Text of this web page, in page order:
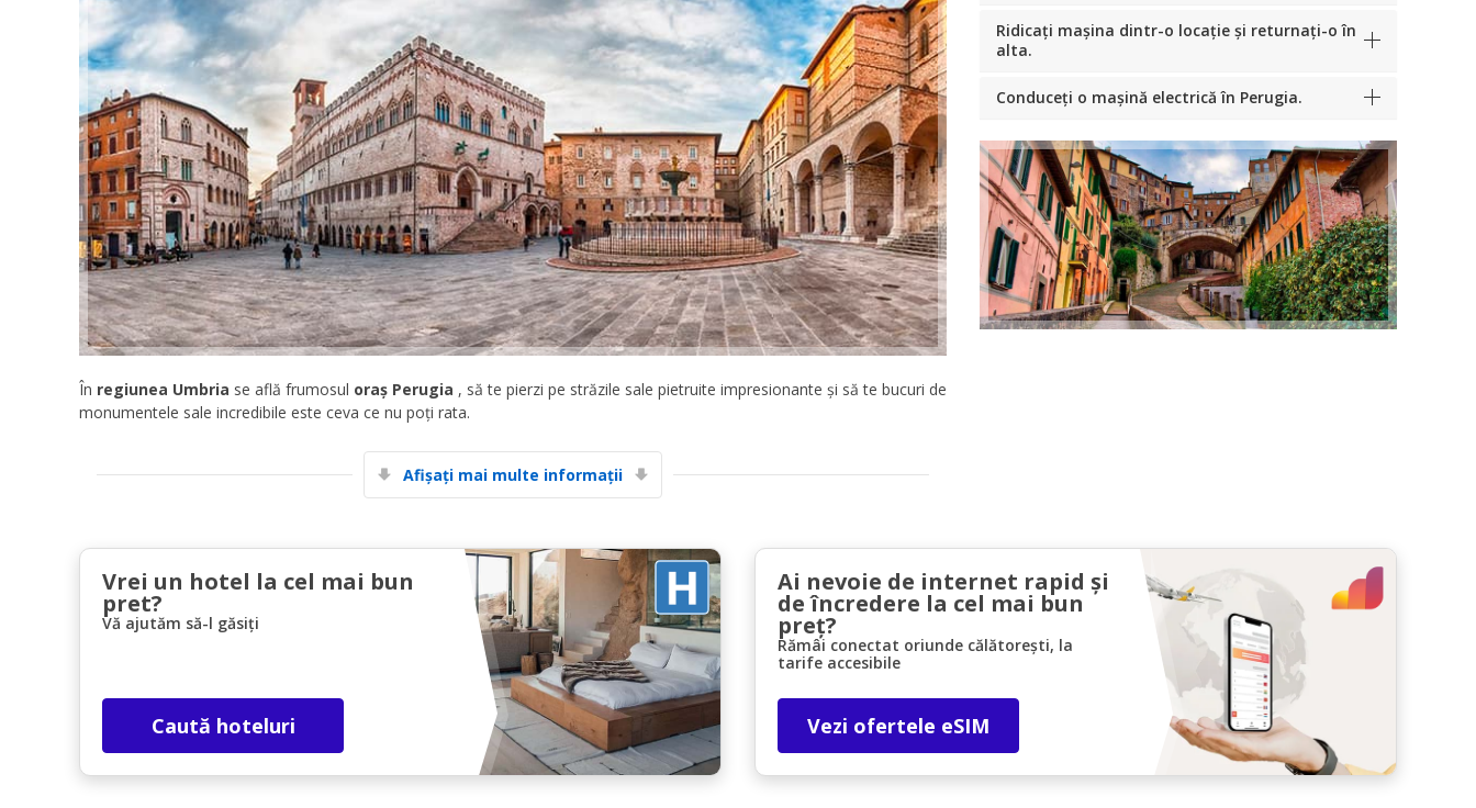
În regiunea Umbria se află frumosul oraș Perugia , să te pierzi pe străzile sale pietruite impresionante și să te bucuri de
monumentele sale incredibile este ceva ce nu poți rata.
Afișați mai multe informații
Ridicați mașina dintr-o locație și returnați-o în
alta.
Conduceți o mașină electrică în Perugia.
Vrei un hotel la cel mai bun
pret?
Vă ajutăm să-l găsiți
Caută hoteluri
Ai nevoie de internet rapid și
de încredere la cel mai bun
preț?
Rămâi conectat oriunde călătorești, la
tarife accesibile
Vezi ofertele eSIM
Economii de top
Accesați ofertele exclusive ale furnizorilor
noștri